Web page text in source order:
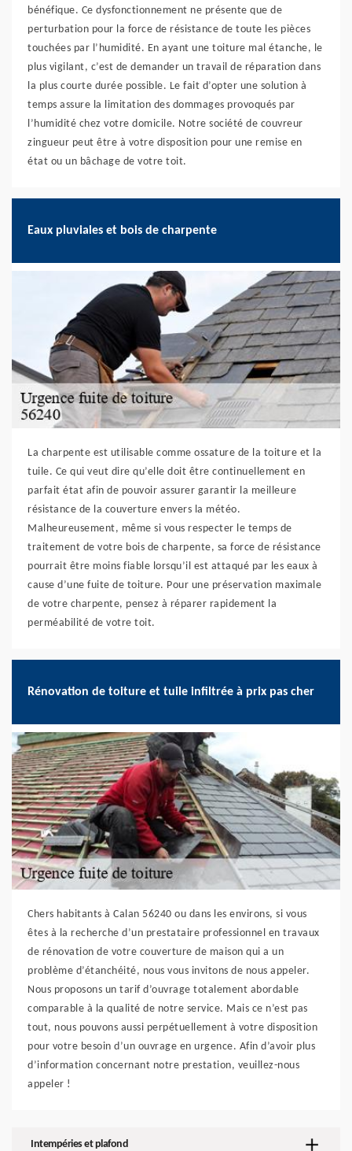
bénéfique. Ce dysfonctionnement ne présente que de
perturbation pour la force de résistance de toute les pièces
touchées par l’humidité. En ayant une toiture mal étanche, le
plus vigilant, c’est de demander un travail de réparation dans
la plus courte durée possible. Le fait d’opter une solution à
temps assure la limitation des dommages provoqués par
l’humidité chez votre domicile. Notre société de couvreur
zingueur peut être à votre disposition pour une remise en
état ou un bâchage de votre toit.
Eaux pluviales et bois de charpente
La charpente est utilisable comme ossature de la toiture et la
tuile. Ce qui veut dire qu’elle doit être continuellement en
parfait état afin de pouvoir assurer garantir la meilleure
résistance de la couverture envers la météo.
Malheureusement, même si vous respecter le temps de
traitement de votre bois de charpente, sa force de résistance
pourrait être moins fiable lorsqu’il est attaqué par les eaux à
cause d’une fuite de toiture. Pour une préservation maximale
de votre charpente, pensez à réparer rapidement la
perméabilité de votre toit.
Rénovation de toiture et tuile infiltrée à prix pas cher
Chers habitants à Calan 56240 ou dans les environs, si vous
êtes à la recherche d’un prestataire professionnel en travaux
de rénovation de votre couverture de maison qui a un
problème d’étanchéité, nous vous invitons de nous appeler.
Nous proposons un tarif d’ouvrage totalement abordable
comparable à la qualité de notre service. Mais ce n’est pas
tout, nous pouvons aussi perpétuellement à votre disposition
pour votre besoin d’un ouvrage en urgence. Afin d’avoir plus
d’information concernant notre prestation, veuillez-nous
appeler !
Intempéries et plafond